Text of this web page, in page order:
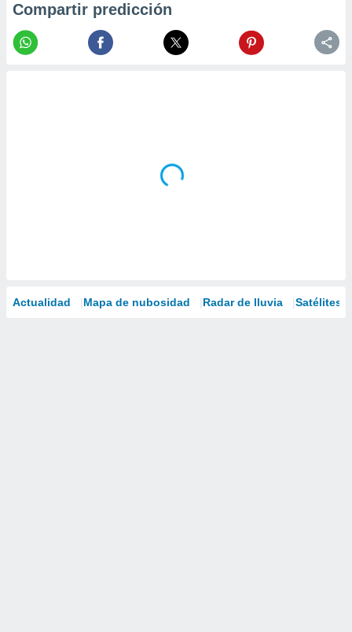
Compartir predicción
Actualidad Mapa de nubosidad Radar de lluvia Satélites